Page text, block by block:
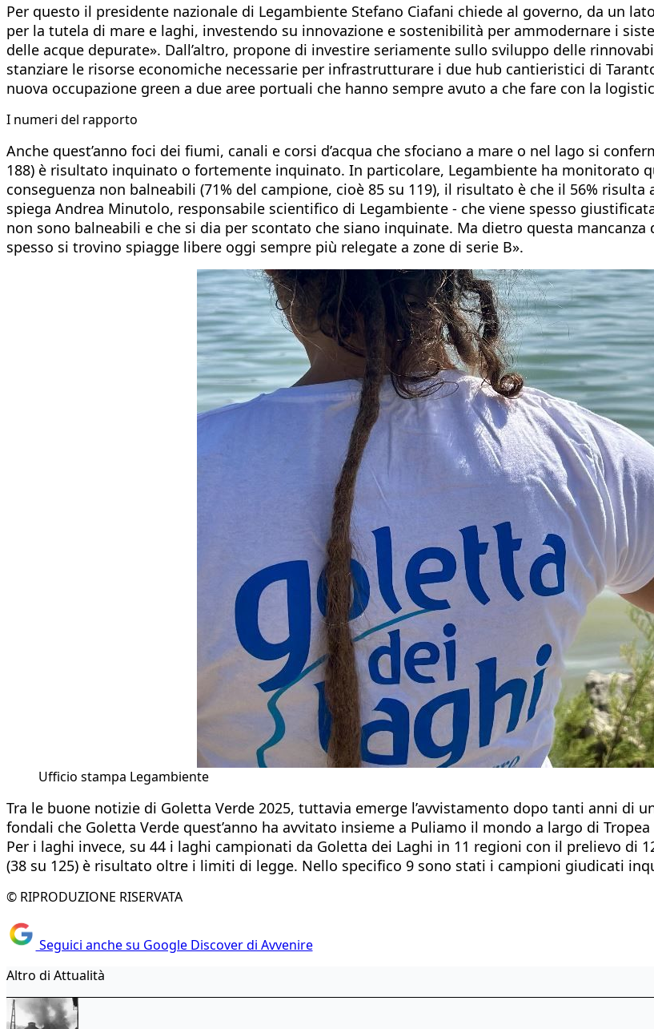
Per questo il presidente nazionale di Legambiente Stefano Ciafani chiede al governo, da un
per la tutela di mare e laghi, investendo su innovazione e sostenibilità per ammodernare i
delle acque depurate». Dall’altro, propone di investire seriamente sullo sviluppo delle
stanziare le risorse economiche necessarie per infrastrutturare i due hub cantieristici di
nuova occupazione green a due aree portuali che hanno sempre avuto a che fare con la
I numeri del rapporto
Anche quest’anno foci dei fiumi, canali e corsi d’acqua che sfociano a mare o nel lago si
188) è risultato inquinato o fortemente inquinato. In particolare, Legambiente ha monitorato
conseguenza non balneabili (71% del campione, cioè 85 su 119), il risultato è che il 56%
spiega Andrea Minutolo, responsabile scientifico di Legambiente - che viene spesso
non sono balneabili e che si dia per scontato che siano inquinate. Ma dietro questa
spesso si trovino spiagge libere oggi sempre più relegate a zone di serie B».
Ufficio stampa Legambiente
Tra le buone notizie di Goletta Verde 2025, tuttavia emerge l’avvistamento dopo tanti anni di
fondali che Goletta Verde quest’anno ha avvitato insieme a Puliamo il mondo a largo di Tropea
Per i laghi invece, su 44 i laghi campionati da Goletta dei Laghi in 11 regioni con il prelievo di
(38 su 125) è risultato oltre i limiti di legge. Nello specifico 9 sono stati i campioni giudicati
© RIPRODUZIONE RISERVATA
Seguici anche su Google Discover di Avvenire
Altro di Attualità